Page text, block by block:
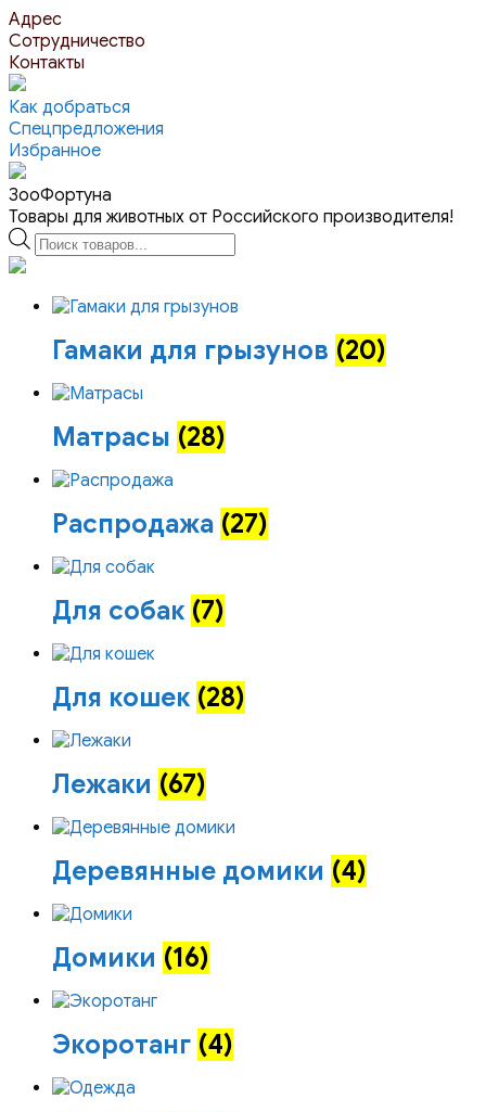
Перейти
к
контенту
Адрес
Сотрудничество
Контакты
Как добраться
Спецпредложения
Избранное
ЗооФортуна
Товары для животных от Российского производителя!
Поиск
товаров
Гамаки для грызунов (20)
Матрасы (28)
Распродажа (27)
Для собак (7)
Для кошек (28)
Лежаки (67)
Деревянные домики (4)
Домики (16)
Экоротанг (4)